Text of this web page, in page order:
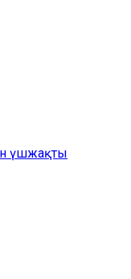
үшжақты